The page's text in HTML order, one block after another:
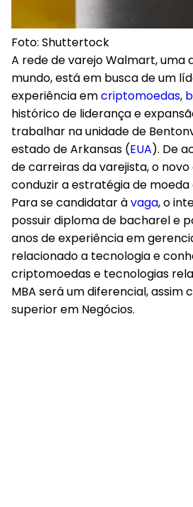
Foto: Shuttertock
A rede de varejo Walmart, uma
mundo, está em busca de um
experiência emcriptomoedas,
histórico de liderança e
trabalhar na unidade de
estado de Arkansas (EUA). De
de carreiras da varejista, o
conduzir a estratégia de moeda
Para se candidatar àvaga, o
possuir diploma de bacharel e
anos de experiência em
relacionado a tecnologia e
criptomoedas e tecnologias
MBA será um diferencial, assim
superior em Negócios.